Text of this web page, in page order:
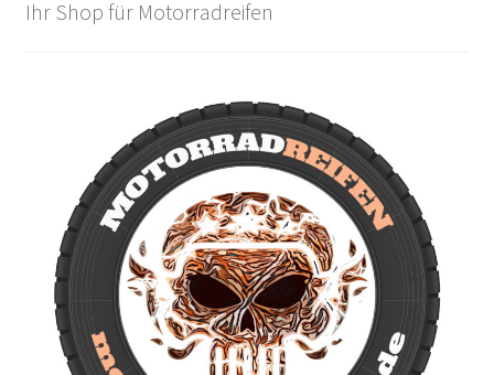
Ihr Shop für Motorradreifen